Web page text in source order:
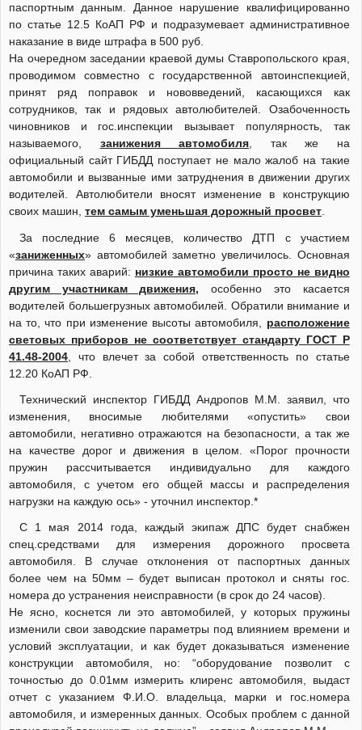
паспортным данным. Данное нарушение квалифицированно
по статье 12.5 КоАП РФ и подразумевает административное
наказание в виде штрафа в 500 руб.
На очередном заседании краевой думы Ставропольского края,
проводимом совместно с государственной автоинспекцией,
принят ряд поправок и нововведений, касающихся как
сотрудников, так и рядовых автолюбителей. Озабоченность
чиновников и гос.инспекции вызывает популярность, так
называемого, занижения автомобиля, так же на
официальный сайт ГИБДД поступает не мало жалоб на такие
автомобили и вызванные ими затруднения в движении других
водителей. Автолюбители вносят изменение в конструкцию
своих машин, тем самым уменьшая дорожный просвет.
За последние 6 месяцев, количество ДТП с участием
«заниженных» автомобилей заметно увеличилось. Основная
причина таких аварий: низкие автомобили просто не видно
другим участникам движения, особенно это касается
водителей большегрузных автомобилей. Обратили внимание и
на то, что при изменение высоты автомобиля, расположение
световых приборов не соответствует стандарту ГОСТ Р
41.48-2004 , что влечет за собой ответственность по статье
12.20 КоАП РФ.
Технический инспектор ГИБДД Андропов М.М. заявил, что
изменения, вносимые любителями «опустить» свои
автомобили, негативно отражаются на безопасности, а так же
на качестве дорог и движения в целом. «Порог прочности
пружин рассчитывается индивидуально для каждого
автомобиля, с учетом его общей массы и распределения
нагрузки на каждую ось» - уточнил инспектор.*
С 1 мая 2014 года, каждый экипаж ДПС будет снабжен
спец.средствами для измерения дорожного просвета
автомобиля. В случае отклонения от паспортных данных
более чем на 50мм – будет выписан протокол и сняты гос.
номера до устранения неисправности (в срок до 24 часов).
Не ясно, коснется ли это автомобилей, у которых пружины
изменили свои заводские параметры под влиянием времени и
условий эксплуатации, и как будет доказываться изменение
конструкции автомобиля, но: “оборудование позволит с
точностью до 0.01мм измерить клиренс автомобиля, выдаст
отчет с указанием Ф.И.О. владельца, марки и гос.номера
автомобиля, и измеренных данных. Особых проблем с данной